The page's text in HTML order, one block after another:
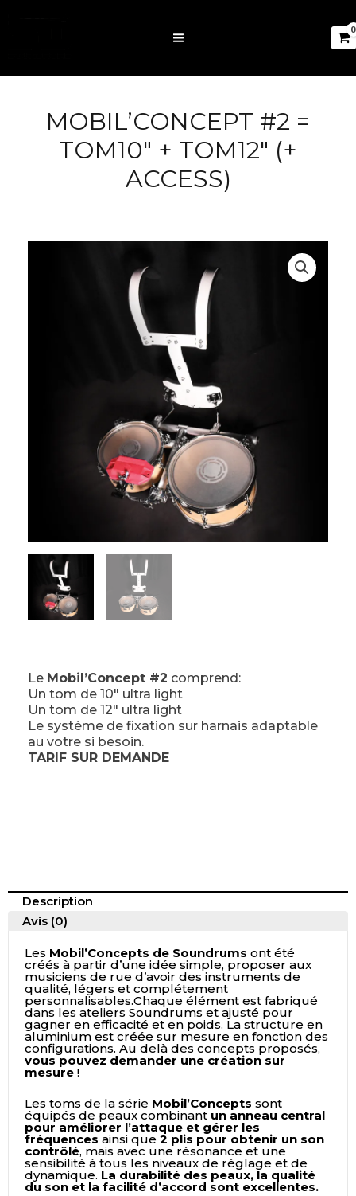
MOBIL’CONCEPT #2 =
TOM10″ + TOM12″ (+
ACCESS)
Le Mobil’Concept #2 comprend:
Un tom de 10″ ultra light
Un tom de 12″ ultra light
Le système de fixation sur harnais adaptable
au votre si besoin.
TARIF SUR DEMANDE
Description
Avis (0)
Les Mobil’Concepts de Soundrums ont été
créés à partir d’une idée simple, proposer aux
musiciens de rue d’avoir des instruments de
qualité, légers et complétement
personnalisables.Chaque élément est fabriqué
dans les ateliers Soundrums et ajusté pour
gagner en efficacité et en poids. La structure en
aluminium est créée sur mesure en fonction des
configurations. Au delà des concepts proposés,
vous pouvez demander une création sur
mesure !
Les toms de la série Mobil’Concepts sont
équipés de peaux combinant un anneau central
pour améliorer l’attaque et gérer les
fréquences ainsi que 2 plis pour obtenir un son
contrôlé, mais avec une résonance et une
sensibilité à tous les niveaux de réglage et de
dynamique. La durabilité des peaux, la qualité
du son et la facilité d’accord sont excellentes.